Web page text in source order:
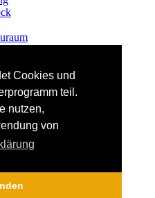
Cookies und
teil.
nutzen,
von